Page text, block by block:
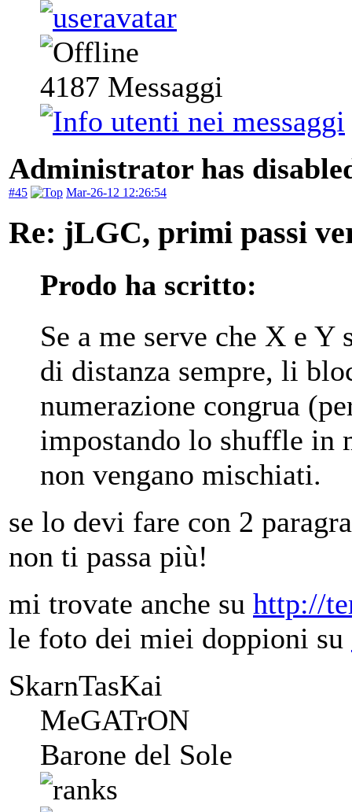
4187 Messaggi
Administrator has
#45 Mar-26-12 12:26:54
Re: jLGC, primi passi
Prodo ha scritto:
Se a me serve che X e Y
di distanza sempre, li
numerazione congrua
impostando lo shuffle in
non vengano mischiati.
se lo devi fare con 2
non ti passa più!
mi trovate anche su http://
le foto dei miei doppioni su
SkarnTasKai
MeGATrON
Barone del Sole